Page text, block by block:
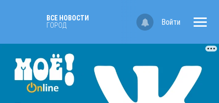
ВСЕ НОВОСТИ
ГОРОД
Войти